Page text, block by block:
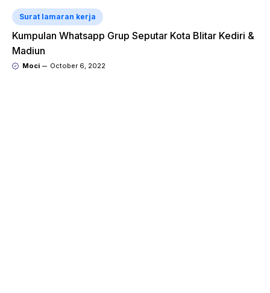
Surat lamaran kerja
Kumpulan Whatsapp Grup Seputar Kota Blitar Kediri &
Madiun
Moci October 6, 2022